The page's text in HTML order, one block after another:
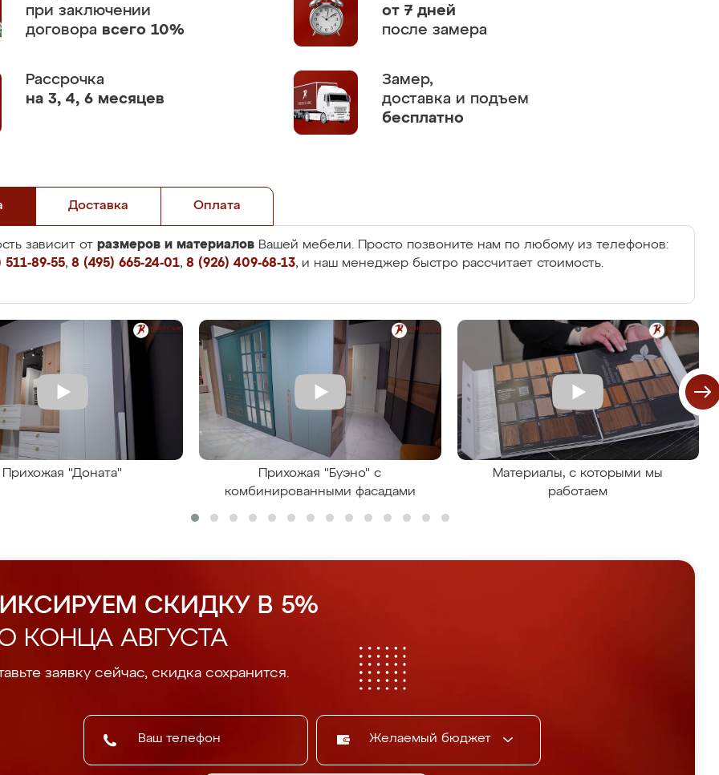
при заключении
договора всего 10%
от 7 дней
после замера
Рассрочка
на 3, 4, 6 месяцев
Замер,
доставка и подъем
бесплатно
Доставка Оплата
зависит от размеров и материалов Вашей мебели. Просто позвоните нам по любому из телефонов:
89-55, 8 (495) 665-24-01, 8 (926) 409-68-13, и наш менеджер быстро рассчитает стоимость.
Прихожая "Доната"
Прихожая "Буэно" с
комбинированными фасадами
Материалы, с которыми мы
работаем
СКИДКУ В 5%
КОНЦА АВГУСТА
заявку сейчас, скидка сохранится.
Желаемый бюджет